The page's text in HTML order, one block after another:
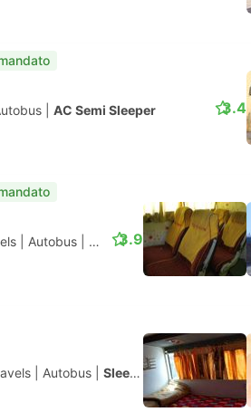
AC Semi Sleeper 3.4
Autobus Posto con AC
3.9
Autobus Sleeper con AC